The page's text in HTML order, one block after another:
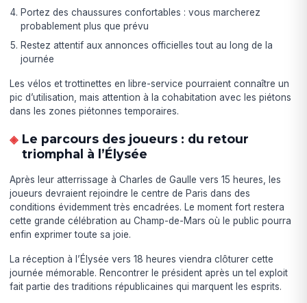
Portez des chaussures confortables : vous marcherez
probablement plus que prévu
Restez attentif aux annonces officielles tout au long de la
journée
Les vélos et trottinettes en libre-service pourraient connaître un
pic d’utilisation, mais attention à la cohabitation avec les piétons
dans les zones piétonnes temporaires.
Le parcours des joueurs : du retour
triomphal à l’Élysée
Après leur atterrissage à Charles de Gaulle vers 15 heures, les
joueurs devraient rejoindre le centre de Paris dans des
conditions évidemment très encadrées. Le moment fort restera
cette grande célébration au Champ-de-Mars où le public pourra
enfin exprimer toute sa joie.
La réception à l’Élysée vers 18 heures viendra clôturer cette
journée mémorable. Rencontrer le président après un tel exploit
fait partie des traditions républicaines qui marquent les esprits.